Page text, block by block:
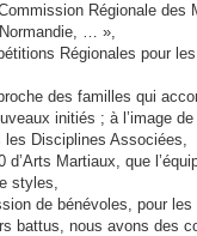
Régionale
… »,
Régionales pour
des familles qui
initiés ; à l’image
Disciplines Associées,
d’Arts Martiaux, que
styles,
de bénévoles, pour
battus, nous avons des